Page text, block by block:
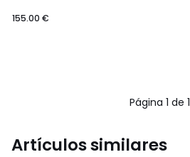
155.00 €
Página 1 de 1
Artículos similares